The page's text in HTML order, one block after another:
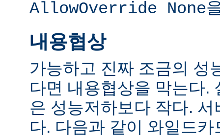
AllowOverride None
내용협상
가능하고 진짜 조금의 성
다면 내용협상을 막는다.
은 성능저하보다 작다.
다. 다음과 같이 와일드